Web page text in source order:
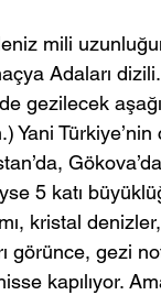
mili
Adaları dizili.
gezilecek
Yani
5 katı
kristal
gezi
kapılıyor.